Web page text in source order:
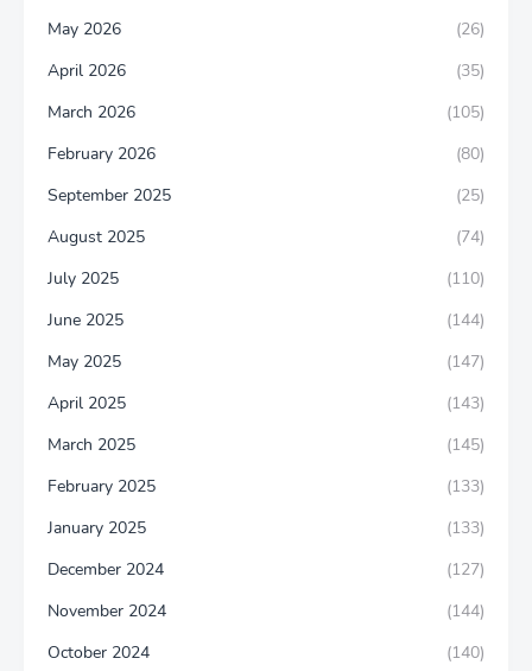
May 2026
(26)
April 2026
(35)
March 2026
(105)
February 2026
(80)
September 2025
(25)
August 2025
(74)
July 2025
(110)
June 2025
(144)
May 2025
(147)
April 2025
(143)
March 2025
(145)
February 2025
(133)
January 2025
(133)
December 2024
(127)
November 2024
(144)
October 2024
(140)